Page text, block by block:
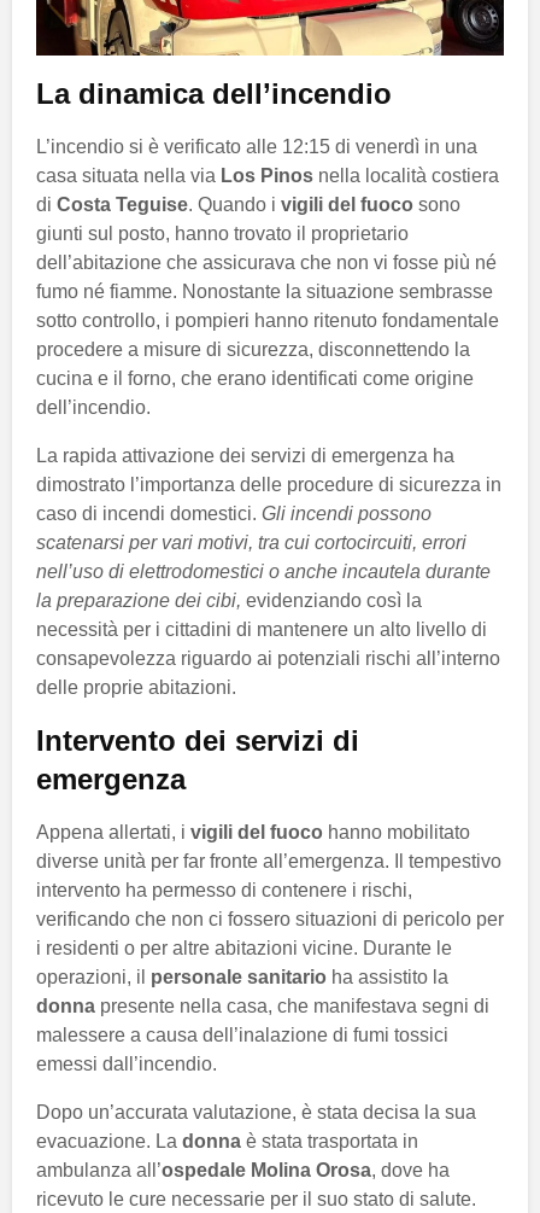
La dinamica dell’incendio
L’incendio si è verificato alle 12:15 di venerdì in una
casa situata nella via Los Pinos nella località costiera
di Costa Teguise. Quando i vigili del fuoco sono
giunti sul posto, hanno trovato il proprietario
dell’abitazione che assicurava che non vi fosse più né
fumo né fiamme. Nonostante la situazione sembrasse
sotto controllo, i pompieri hanno ritenuto fondamentale
procedere a misure di sicurezza, disconnettendo la
cucina e il forno, che erano identificati come origine
dell’incendio.
La rapida attivazione dei servizi di emergenza ha
dimostrato l’importanza delle procedure di sicurezza in
caso di incendi domestici. Gli incendi possono
scatenarsi per vari motivi, tra cui cortocircuiti, errori
nell’uso di elettrodomestici o anche incautela durante
la preparazione dei cibi, evidenziando così la
necessità per i cittadini di mantenere un alto livello di
consapevolezza riguardo ai potenziali rischi all’interno
delle proprie abitazioni.
Intervento dei servizi di
emergenza
Appena allertati, i vigili del fuoco hanno mobilitato
diverse unità per far fronte all’emergenza. Il tempestivo
intervento ha permesso di contenere i rischi,
verificando che non ci fossero situazioni di pericolo per
i residenti o per altre abitazioni vicine. Durante le
operazioni, il personale sanitario ha assistito la
donna presente nella casa, che manifestava segni di
malessere a causa dell’inalazione di fumi tossici
emessi dall’incendio.
Dopo un’accurata valutazione, è stata decisa la sua
evacuazione. La donna è stata trasportata in
ambulanza all’ospedale Molina Orosa, dove ha
ricevuto le cure necessarie per il suo stato di salute.